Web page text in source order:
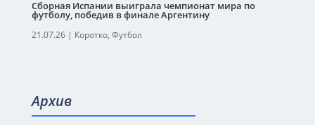
Сборная Испании выиграла чемпионат мира по
футболу, победив в финале Аргентину
21.07.26| Коротко, Футбол
Архив